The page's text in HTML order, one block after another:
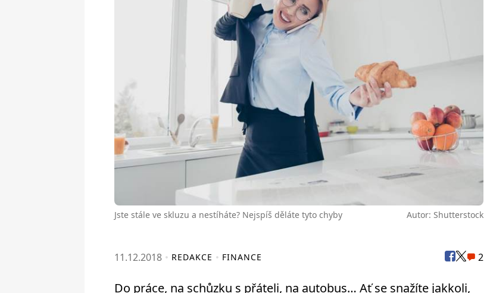
Jste stále ve skluzu a nestíháte? Nejspíš děláte tyto chyby Autor: Shutterstock
11.12.2018 REDAKCE FINANCE 2
Do práce, na schůzku s přáteli, na autobus… Ať se snažíte jakkoli,